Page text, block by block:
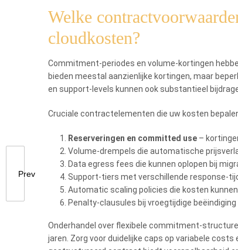
Prev
Welke
cloudkosten?
Commitment-periodes en volume-kortingen
bieden meestal aanzienlijke kortingen, maar
en support-levels kunnen ook substantieel
Cruciale contractelementen die uw kosten
Reserveringen en committed use –
Volume-drempels die automatische
Data egress fees die kunnen oplopen bij
Support-tiers met verschillende response-
Automatic scaling policies die kosten
Penalty-clausules bij vroegtijdige beëindiging
Onderhandel over flexibele commitment-
jaren. Zorg voor duidelijke caps op variabele